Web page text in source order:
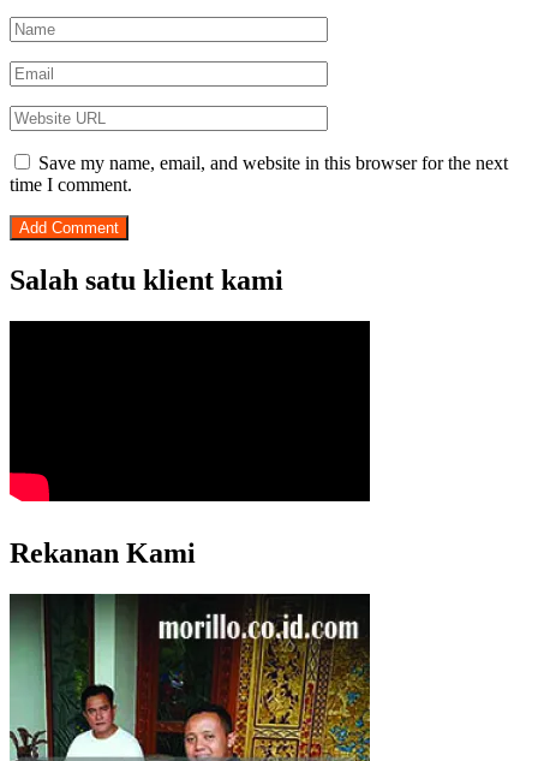
Save my name, email, and website in this browser for the next
time I comment.
Salah satu klient kami
Rekanan Kami